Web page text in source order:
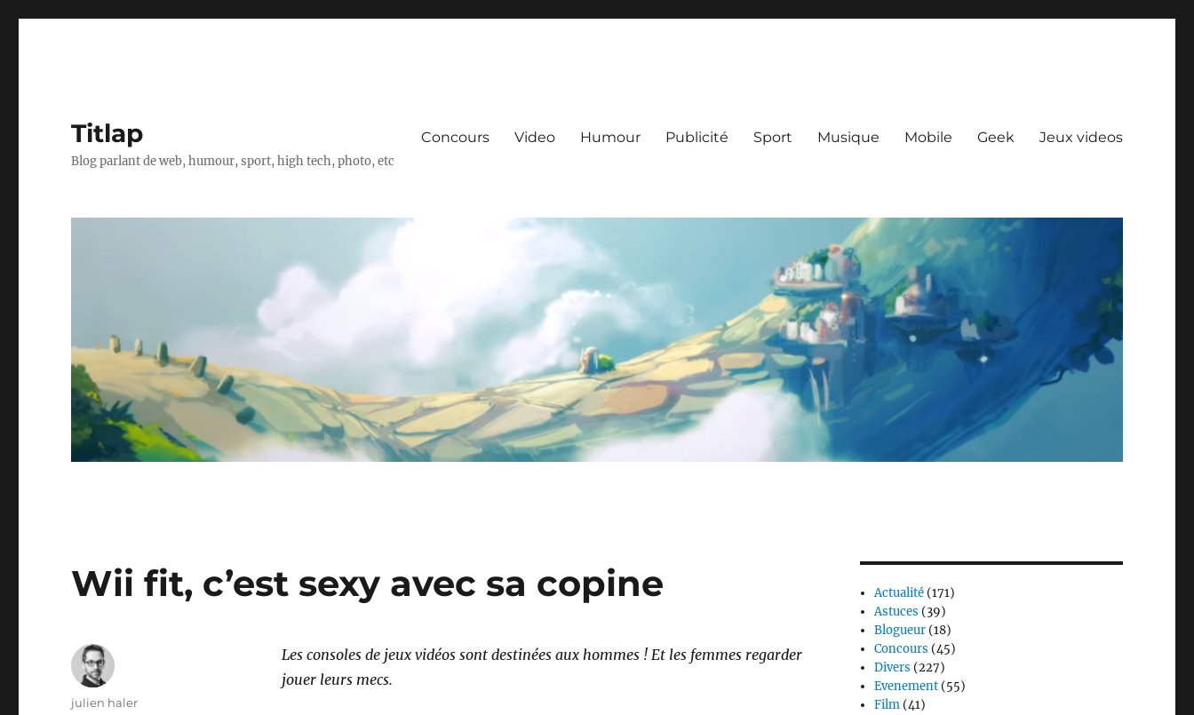
Titlap
Blog parlant de web, humour, sport, high tech, photo, etc
Concours Video Humour Publicité Sport Musique Mobile Geek Jeux videos
Wii fit, c’est sexy avec sa copine
Les consoles de jeux vidéos sont destinées aux hommes ! Et les femmes regarder
jouer leurs mecs.
Auteur
julien haler
Actualité (171)
Astuces (39)
Blogueur (18)
Concours (45)
Divers (227)
Evenement (55)
Film (41)